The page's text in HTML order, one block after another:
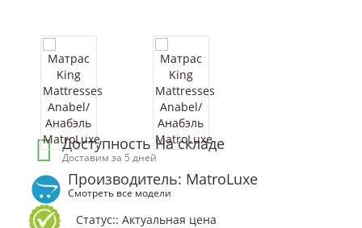
Доступность На складе
Доставим за 5 дней
Производитель: MatroLuxe
Смотреть все модели
Статус:: Актуальная цена